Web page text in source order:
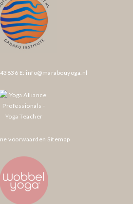
E: info@marabouyoga.nl
voorwaarden Sitemap